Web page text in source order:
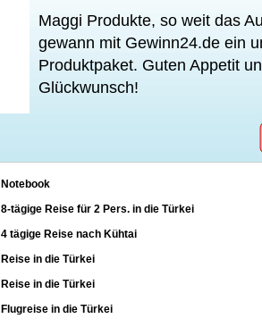
Maggi Produkte, so weit das
gewann mit Gewinn24.de ein
Produktpaket. Guten Appetit
Glückwunsch!
Notebook
8-tägige Reise für 2 Pers. in die Türkei
4 tägige Reise nach Kühtai
Reise in die Türkei
Reise in die Türkei
Flugreise in die Türkei